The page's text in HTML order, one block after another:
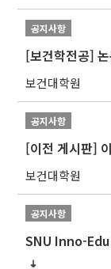
공지사항
[보건학전공]
보건대학원
공지사항
[이전 게시판]
보건대학원
공지사항